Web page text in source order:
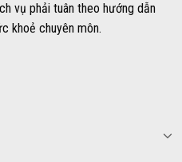
vụ phải tuân theo hướng dẫn
khoẻ chuyên môn.